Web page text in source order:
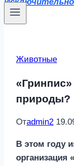
Животные
природы?
Отadmin2
В этом году
организация